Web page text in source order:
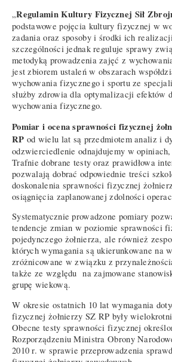
„Regulamin Kultury Fizycznej Sił
podstawowe pojęcia kultury fizycznej w
zadania oraz sposoby i środki ich
szczególności jednak reguluje sprawy
metodyką prowadzenia zajęć z
jest zbiorem ustaleń w obszarach
wychowania fizycznego i sportu ze
służby zdrowia dla optymalizacji efektów
wychowania fizycznego.
Pomiar i ocena sprawności fizycznej
RP od wielu lat są przedmiotem analiz i
odzwierciedlenie odnajdujemy w
Trafnie dobrane testy oraz prawidłowa
pozwalają dobrać odpowiednie treści
doskonalenia sprawności fizycznej
osiągnięcia zaplanowanej zdolności
Systematycznie prowadzone pomiary
tendencje zmian w poziomie sprawności
pojedynczego żołnierza, ale również
których wymagania są ukierunkowane na
zróżnicowane w związku z
także ze względu na zajmowane
grupę wiekową.
W okresie ostatnich 10 lat wymagania
fizycznej żołnierzy SZ RP były
Obecne testy sprawności fizycznej
Rozporządzeniu Ministra Obrony
2010 r. w sprawie przeprowadzenia